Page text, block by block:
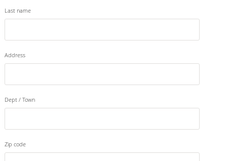
Last name
Address
Dept / Town
Zip code